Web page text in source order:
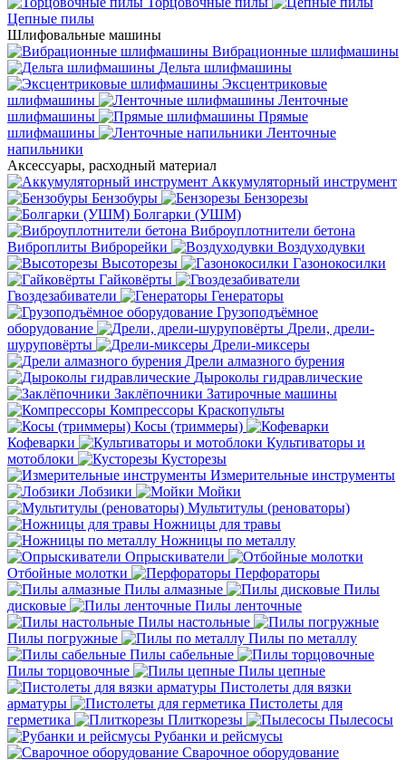
Цепные пилы
Шлифовальные машины
Вибрационные шлифмашины
Дельта шлифмашины
Эксцентриковые
шлифмашины
Ленточные
шлифмашины
Прямые
шлифмашины
Ленточные
напильники
Аксессуары, расходный материал
Аккумуляторный инструмент
Бензобуры
Бензорезы
Болгарки (УШМ)
Виброуплотнители бетона
Виброплиты Виброрейки
Воздуходувки
Высоторезы
Газонокосилки
Гайковёрты
Гвоздезабиватели
Генераторы
Грузоподъёмное
оборудование
Дрели, дрели-
шуруповёрты
Дрели-миксеры
Дрели алмазного бурения
Дыроколы гидравлические
Заклёпочники Затирочные машины
Компрессоры Краскопульты
Косы (триммеры)
Кофеварки
Культиваторы и
мотоблоки
Кусторезы
Измерительные инструменты
Лобзики
Мойки
Мультитулы (реноваторы)
Ножницы для травы
Ножницы по металлу
Опрыскиватели
Отбойные молотки
Перфораторы
Пилы алмазные
Пилы
дисковые
Пилы ленточные
Пилы настольные
Пилы погружные
Пилы по металлу
Пилы сабельные
Пилы торцовочные
Пилы цепные
Пистолеты для вязки
арматуры
Пистолеты для
герметика
Плиткорезы
Пылесосы
Рубанки и рейсмусы
Сварочное оборудование